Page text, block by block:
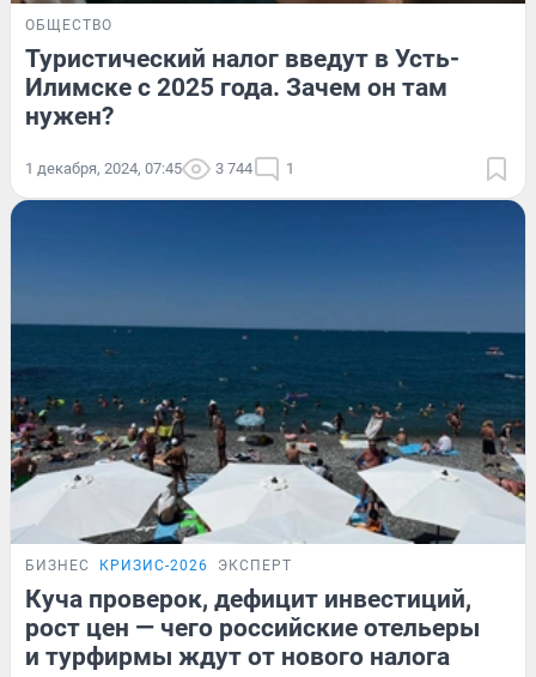
ОБЩЕСТВО
Туристический налог введут в Усть-
Илимске с 2025 года. Зачем он там
нужен?
1 декабря, 2024, 07:45 3 744 1
БИЗНЕС КРИЗИС-2026 ЭКСПЕРТ
Куча проверок, дефицит инвестиций,
рост цен — чего российские отельеры
и турфирмы ждут от нового налога